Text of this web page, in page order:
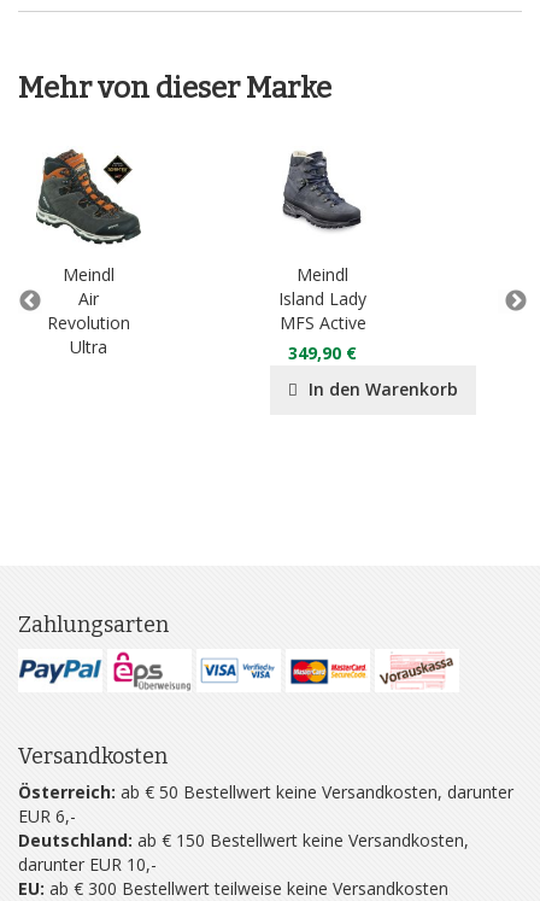
Mehr von dieser Marke
Meindl
Air
Revolution
Ultra
Meindl
Island Lady
MFS Active
349,90 €
In den Warenkorb
Zahlungsarten
Versandkosten
Österreich: ab € 50 Bestellwert keine Versandkosten, darunter
EUR 6,-
Deutschland: ab € 150 Bestellwert keine Versandkosten,
darunter EUR 10,-
EU: ab € 300 Bestellwert teilweise keine Versandkosten